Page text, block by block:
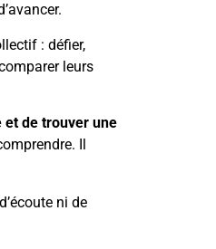
: défier,
leurs
et de trouver une
Il
ni de